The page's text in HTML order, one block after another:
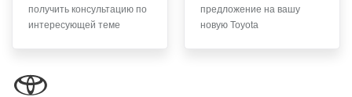
письменного заявления Обществу заказным почтовым
ТПЗ «Алтуфьево», вл. 5, стр. 1.
получить консультацию по
интересующей теме
предложение на вашу
новую Toyota